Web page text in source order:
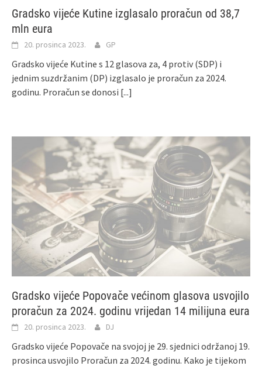
Gradsko vijeće Kutine izglasalo proračun od 38,7
mln eura
20. prosinca 2023. GP
Gradsko vijeće Kutine s 12 glasova za, 4 protiv (SDP) i
jednim suzdržanim (DP) izglasalo je proračun za 2024.
godinu. Proračun se donosi [...]
Gradsko vijeće Popovače većinom glasova usvojilo
proračun za 2024. godinu vrijedan 14 milijuna eura
20. prosinca 2023. DJ
Gradsko vijeće Popovače na svojoj je 29. sjednici održanoj 19.
prosinca usvojilo Proračun za 2024. godinu. Kako je tijekom